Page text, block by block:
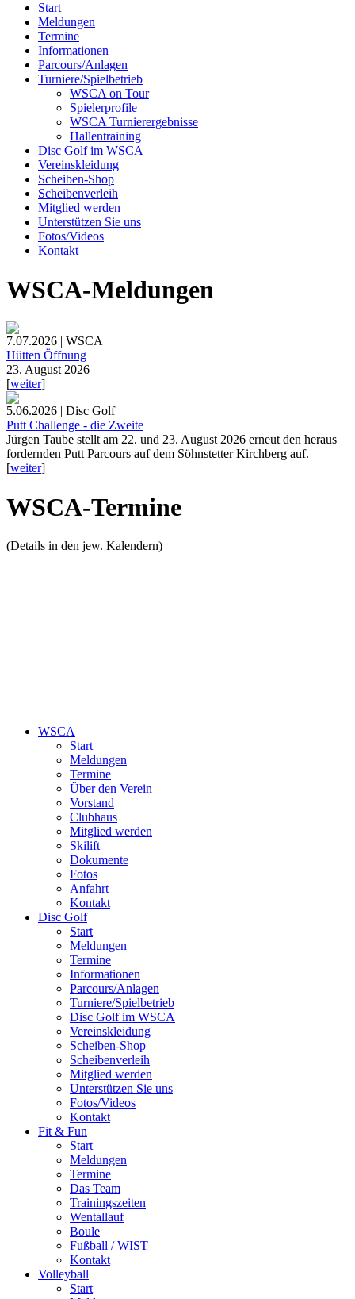
Start
Meldungen
Termine
Informationen
Parcours/Anlagen
Turniere/Spielbetrieb
WSCA on Tour
Spielerprofile
WSCA Turnierergebnisse
Hallentraining
Disc Golf im WSCA
Vereinskleidung
Scheiben-Shop
Scheibenverleih
Mitglied werden
Unterstützen Sie uns
Fotos/Videos
Kontakt
WSCA-Meldungen
7.07.2026 | WSCA
Hütten Öffnung
23. August 2026
[weiter]
5.06.2026 | Disc Golf
Putt Challenge - die Zweite
Jürgen Taube stellt am 22. und 23. August 2026 erneut den heraus
fordernden Putt Parcours auf dem Söhnstetter Kirchberg auf.
[weiter]
WSCA-Termine
(Details in den jew. Kalendern)
WSCA
Start
Meldungen
Termine
Über den Verein
Vorstand
Clubhaus
Mitglied werden
Skilift
Dokumente
Fotos
Anfahrt
Kontakt
Disc Golf
Start
Meldungen
Termine
Informationen
Parcours/Anlagen
Turniere/Spielbetrieb
Disc Golf im WSCA
Vereinskleidung
Scheiben-Shop
Scheibenverleih
Mitglied werden
Unterstützen Sie uns
Fotos/Videos
Kontakt
Fit & Fun
Start
Meldungen
Termine
Das Team
Trainingszeiten
Wentallauf
Boule
Fußball / WIST
Kontakt
Volleyball
Start